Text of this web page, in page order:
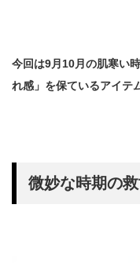
今回は9月10月の肌寒い
れ感」を保ているアイテ
微妙な時期の